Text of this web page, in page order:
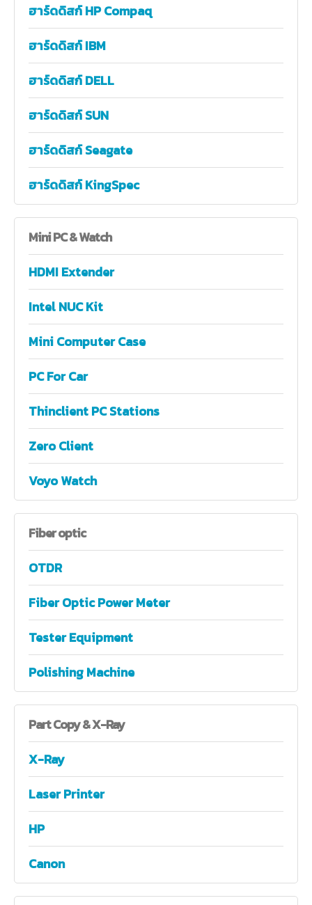
ฮาร์ดดิสก์ HP Compaq
ฮาร์ดดิสก์ IBM
ฮาร์ดดิสก์ DELL
ฮาร์ดดิสก์ SUN
ฮาร์ดดิสก์ Seagate
ฮาร์ดดิสก์ KingSpec
MiniPC & Watch
HDMI Extender
Intel NUC Kit
Mini Computer Case
PC For Car
Thinclient PC Stations
Zero Client
Voyo Watch
Fiberoptic
OTDR
Fiber Optic Power Meter
Tester Equipment
Polishing Machine
PartCopy & X-Ray
X-Ray
Laser Printer
HP
Canon